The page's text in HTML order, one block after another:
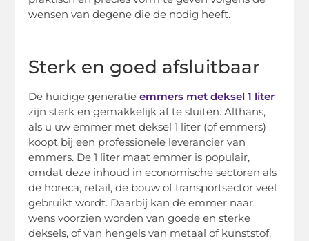
wensen van degene die de nodig heeft.
Sterk en goed afsluitbaar
De huidige generatieemmers met deksel 1 liter
zijn sterk en gemakkelijk af te sluiten. Althans,
als u uw emmer met deksel 1 liter (of emmers)
koopt bij een professionele leverancier van
emmers. De 1 liter maat emmer is populair,
omdat deze inhoud in economische sectoren als
de horeca, retail, de bouw of transportsector veel
gebruikt wordt. Daarbij kan de emmer naar
wens voorzien worden van goede en sterke
deksels, of van hengels van metaal of kunststof,